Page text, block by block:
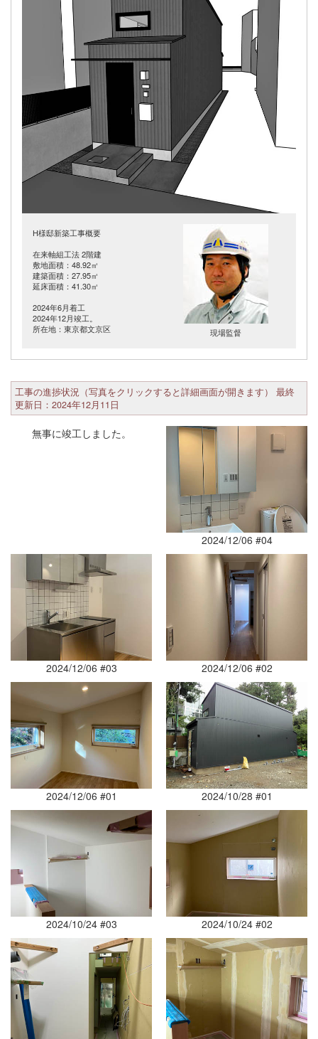
H様邸新築工事概要
在来軸組工法 2階建
敷地面積：48.92㎡
建築面積：27.95㎡
延床面積：41.30㎡
2024年6月着工
2024年12月竣工。
所在地：東京都文京区
現場監督
工事の進捗状況（写真をクリックすると詳細画面が開きます） 最終
更新日：2024年12月11日
無事に竣工しました。
2024/12/06 #04
2024/12/06 #03 2024/12/06 #02
2024/12/06 #01 2024/10/28 #01
2024/10/24 #03 2024/10/24 #02